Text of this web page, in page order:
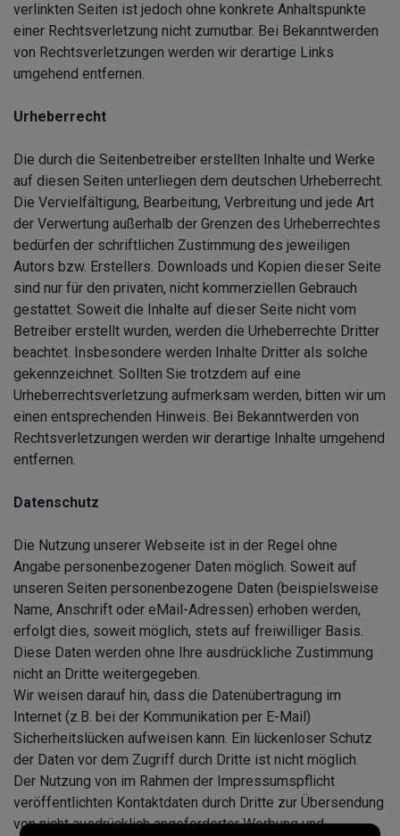
verlinkten Seiten ist jedoch ohne konkrete Anhaltspunkte
einer Rechtsverletzung nicht zumutbar. Bei Bekanntwerden
von Rechtsverletzungen werden wir derartige Links
umgehend entfernen.
Urheberrecht
Die durch die Seitenbetreiber erstellten Inhalte und Werke
auf diesen Seiten unterliegen dem deutschen Urheberrecht.
Die Vervielfältigung, Bearbeitung, Verbreitung und jede Art
der Verwertung außerhalb der Grenzen des Urheberrechtes
bedürfen der schriftlichen Zustimmung des jeweiligen
Autors bzw. Erstellers. Downloads und Kopien dieser Seite
sind nur für den privaten, nicht kommerziellen Gebrauch
gestattet. Soweit die Inhalte auf dieser Seite nicht vom
Betreiber erstellt wurden, werden die Urheberrechte Dritter
beachtet. Insbesondere werden Inhalte Dritter als solche
gekennzeichnet. Sollten Sie trotzdem auf eine
Urheberrechtsverletzung aufmerksam werden, bitten wir um
einen entsprechenden Hinweis. Bei Bekanntwerden von
Rechtsverletzungen werden wir derartige Inhalte umgehend
entfernen.
Datenschutz
Die Nutzung unserer Webseite ist in der Regel ohne
Angabe personenbezogener Daten möglich. Soweit auf
unseren Seiten personenbezogene Daten (beispielsweise
Name, Anschrift oder eMail-Adressen) erhoben werden,
erfolgt dies, soweit möglich, stets auf freiwilliger Basis.
Diese Daten werden ohne Ihre ausdrückliche Zustimmung
nicht an Dritte weitergegeben.
Wir weisen darauf hin, dass die Datenübertragung im
Internet (z.B. bei der Kommunikation per E-Mail)
Sicherheitslücken aufweisen kann. Ein lückenloser Schutz
der Daten vor dem Zugriff durch Dritte ist nicht möglich.
Der Nutzung von im Rahmen der Impressumspflicht
veröffentlichten Kontaktdaten durch Dritte zur Übersendung
von nicht ausdrücklich angeforderter Werbung und